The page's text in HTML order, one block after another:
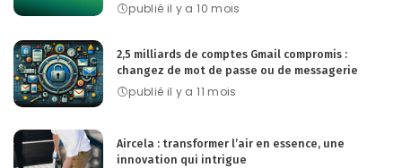
publié il y a 10 mois
2,5 milliards de comptes Gmail compromis :
changez de mot de passe ou de messagerie
publié il y a 11 mois
Aircela : transformer l’air en essence, une
innovation qui intrigue